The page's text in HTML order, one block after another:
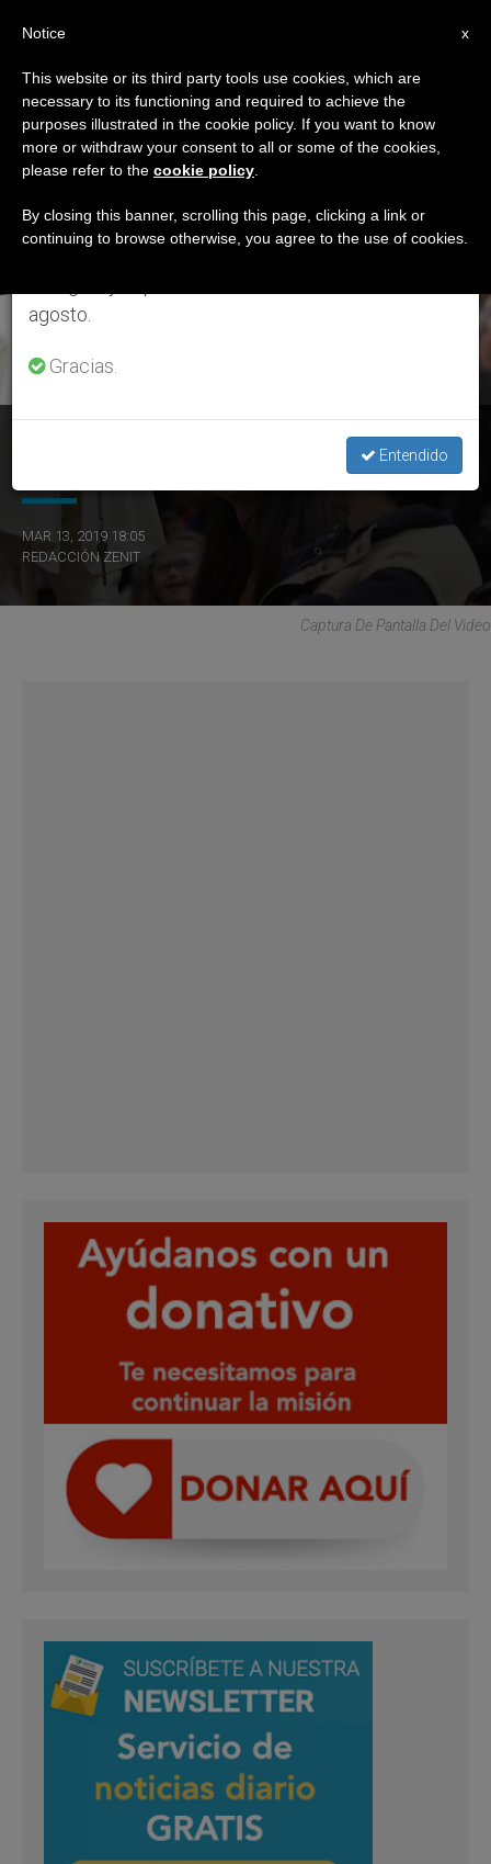
ETIQUETA
Posts Tagged ‘sexto
Aniversario’
ÚLTIMAS NOTICIAS
El Vaticano lanza un video para conmemorar el 6º
MAR 13, 2019 18:05
REDACCIÓN ZENIT
Captura De Pantalla Del Video
×
Aviso importante
Del 27 de julio al 7 de agosto haremos la pausa
anual, aprovechando que en el periodo de verano
se generan menos informaciones y también el
agosto.
Gracias.
Entendido
x
Notice
This website or its third party tools use cookies, which are
necessary to its functioning and required to achieve the
purposes illustrated in the cookie policy. If you want to know
more or withdraw your consent to all or some of the cookies,
please refer to the cookie policy
By closing this banner, scrolling this page, clicking a link or
continuing to browse otherwise, you agree to the use of cookies.